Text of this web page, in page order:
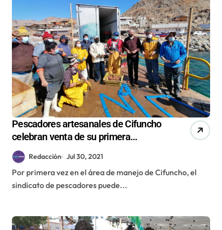
Pescadores artesanales de Cifuncho
celebran venta de su primera
cosecha de ostiones y ostras
Redacción Jul 30, 2021
Por primera vez en el área de manejo de Cifuncho, el
sindicato de pescadores puede...